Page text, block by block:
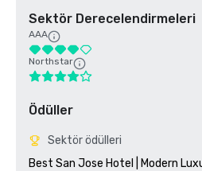
Sektör Derecelendirmeleri
AAA
Northstar
Ödüller
Sektör ödülleri
Best San Jose Hotel | Modern